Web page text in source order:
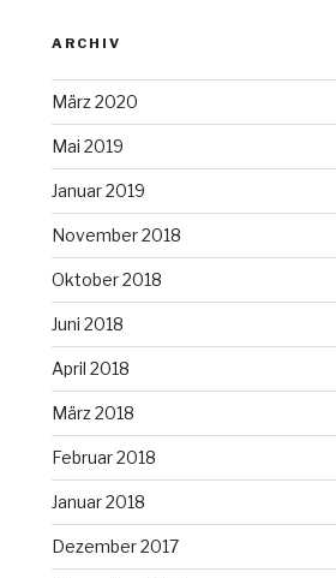
ARCHIV
März 2020
Mai 2019
Januar 2019
November 2018
Oktober 2018
Juni 2018
April 2018
März 2018
Februar 2018
Januar 2018
Dezember 2017